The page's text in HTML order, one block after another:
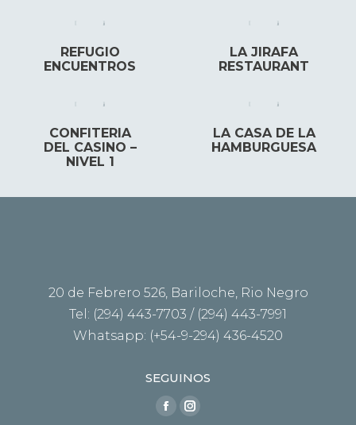
REFUGIO
ENCUENTROS
LA JIRAFA
RESTAURANT
CONFITERIA
DEL CASINO –
NIVEL 1
LA CASA DE LA
HAMBURGUESA
20 de Febrero 526, Bariloche, Rio Negro
Tel: (294) 443-7703 / (294) 443-7991
Whatsapp: (+54-9-294) 436-4520
SEGUINOS
Facebook
Instagram